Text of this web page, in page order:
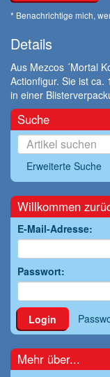
* Benachrichtige mich,
Details
Aus Mezcos ´Mortal
Actionfigur. Sie ist
in einer
Suche
Erweiterte Suche
Willkommen
E-Mail-Adresse:
Passwort:
Login
Mehr über...